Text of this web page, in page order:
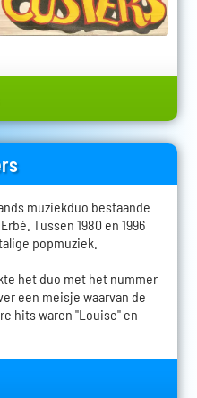
muziekduo bestaande
Tussen 1980 en 1996
popmuziek.
het duo met het nummer
een meisje waarvan de
hits waren "Louise" en